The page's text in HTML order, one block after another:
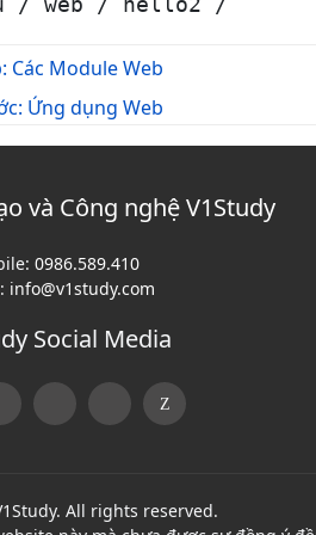
Các Module Web
Ứng dụng Web
và Công nghệ V1Study
0986.589.410
info@v1study.com
Social Media
All rights reserved.